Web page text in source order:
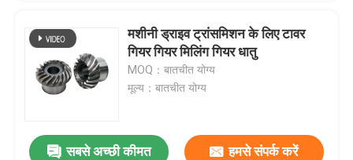
मशीनी ड्राइव ट्रांसमिशन के लिए टावर
गियर गियर मिलिंग गियर धातु
MOQ：बातचीत योग्य
मूल्य：बातचीत योग्य
सबसे अच्छी कीमत हमसे संपर्क करें